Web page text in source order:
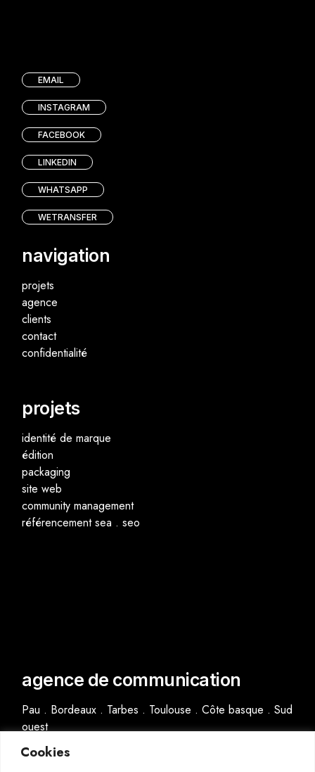
Cookies
EMAIL
INSTAGRAM
FACEBOOK
LINKEDIN
WHATSAPP
WETRANSFER
navigation
projets
agence
clients
contact
confidentialité
projets
identité de marque
édition
packaging
site web
community management
référencement sea . seo
agence de communication
Pau . Bordeaux . Tarbes . Toulouse . Côte basque . Sud
ouest